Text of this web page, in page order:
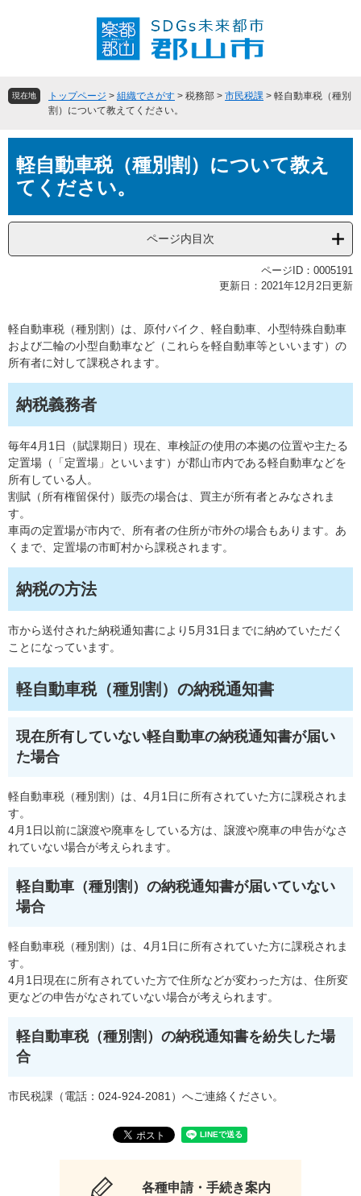
頭
飛現在地 トップページ > 組織でさがす > 税務部 > 市民税課 > 軽自動車税（種別
割）について教えてください。
文軽自動車税（種別割）について教え
てください。
ページ内目次
ページID：0005191
更新日：2021年12月2日更新
軽自動車税（種別割）は、原付バイク、軽自動車、小型特殊自動車
および二輪の小型自動車など（これらを軽自動車等といいます）の
所有者に対して課税されます。
納税義務者
毎年4月1日（賦課期日）現在、車検証の使用の本拠の位置や主たる
定置場（「定置場」といいます）が郡山市内である軽自動車などを
所有している人。
割賦（所有権留保付）販売の場合は、買主が所有者とみなされま
す。
車両の定置場が市内で、所有者の住所が市外の場合もあります。あ
くまで、定置場の市町村から課税されます。
納税の方法
市から送付された納税通知書により5月31日までに納めていただく
ことになっています。
軽自動車税（種別割）の納税通知書
現在所有していない軽自動車の納税通知書が届い
た場合
軽自動車税（種別割）は、4月1日に所有されていた方に課税されま
す。
4月1日以前に譲渡や廃車をしている方は、譲渡や廃車の申告がなさ
れていない場合が考えられます。
軽自動車（種別割）の納税通知書が届いていない
場合
軽自動車税（種別割）は、4月1日に所有されていた方に課税されま
す。
4月1日現在に所有されていた方で住所などが変わった方は、住所変
更などの申告がなされていない場合が考えられます。
軽自動車税（種別割）の納税通知書を紛失した場
合
市民税課（電話：024-924-2081）へご連絡ください。
各種申請・手続き案内